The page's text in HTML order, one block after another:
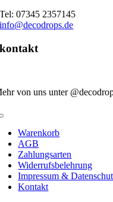
Tel: 07345 2357145
info@decodrops.de
kontakt
von uns unter
Warenkorb
AGB
Zahlungsarten
Widerrufsbelehrung
Impressum &
Kontakt